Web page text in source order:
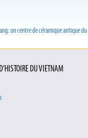
un centre de céramique antique
DU VIETNAM